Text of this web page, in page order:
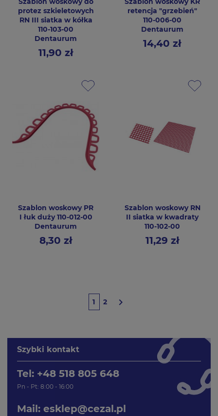
Szybki kontakt
Tel: +48 518 805 648
Pn - Pt: 8:00 - 16:00
Mail: esklep@cezal.pl
protez szkieletowych
RN III siatka w kółka
110-103-00
Dentaurum
11,90 zł
retencja "grzebień"
110-006-00
Dentaurum
Cena14,40 zł
Szablon woskowy PR
I łuk duży 110-012-00
Dentaurum
8,30 zł
Szablon woskowy RN
II siatka w kwadraty
110-102-00
11,29 zł
1 2 